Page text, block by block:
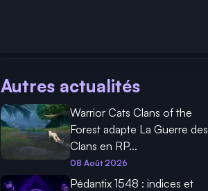
Autres actualités
Warrior Cats Clans of the
Forest adapte La Guerre des
Clans en RP...
08 Août 2026
Pédantix 1548 : indices et